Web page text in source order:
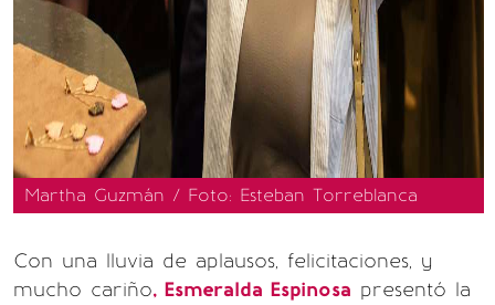
Martha Guzmán / Foto: Esteban Torreblanca
Con una lluvia de aplausos, felicitaciones, y
mucho cariño, Esmeralda Espinosa presentó la